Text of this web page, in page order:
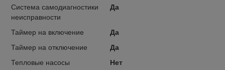
Система самодиагностики
неисправности
Да
Таймер на включение
Да
Таймер на отключение
Да
Тепловые насосы
Нет